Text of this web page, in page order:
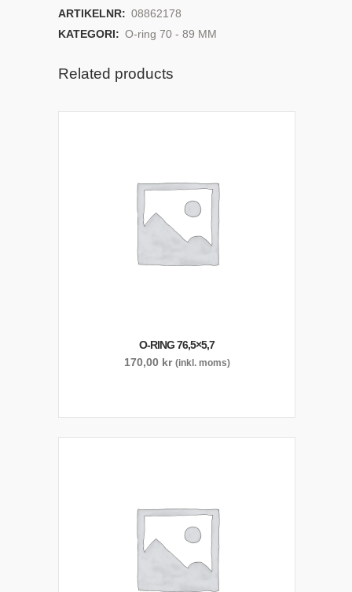
ARTIKELNR: 08862178
KATEGORI: O-ring 70 - 89 MM
Related products
O-RING 76,5×5,7
170,00 kr (inkl. moms)